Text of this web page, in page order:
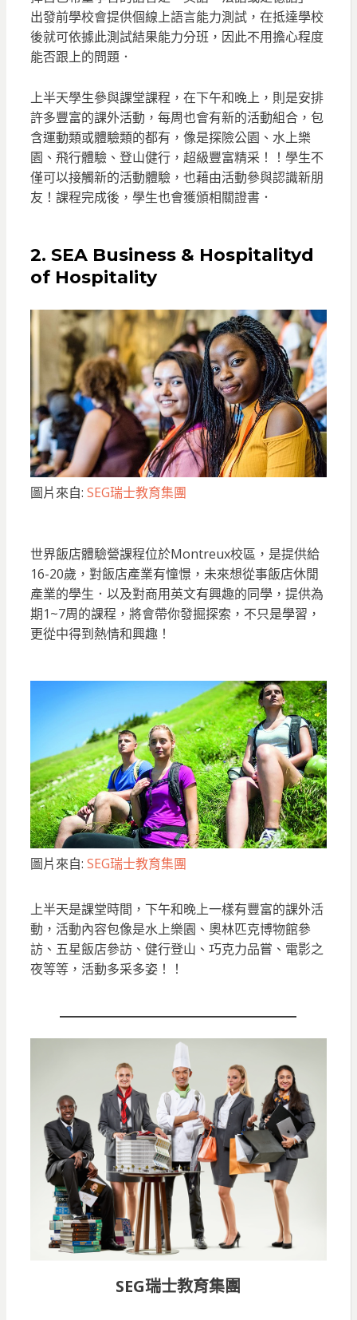
出發前學校會提供個線上語言能力測試，在抵達學校
後就可依據此測試結果能力分班，因此不用擔心程度
能否跟上的問題．
上半天學生參與課堂課程，在下午和晚上，則是安排
許多豐富的課外活動，每周也會有新的活動組合，包
含運動類或體驗類的都有，像是探險公園、水上樂
園、飛行體驗、登山健行，超級豐富精采！！學生不
僅可以接觸新的活動體驗，也藉由活動參與認識新朋
友！課程完成後，學生也會獲頒相關證書．
2. SEA Business & Hospitalityd
of Hospitality
圖片來自: SEG瑞士教育集團
世界飯店體驗營課程位於Montreux校區，是提供給
16-20歲，對飯店產業有憧憬，未來想從事飯店休閒
產業的學生．以及對商用英文有興趣的同學，提供為
期1~7周的課程，將會帶你發掘探索，不只是學習，
更從中得到熱情和興趣！
圖片來自: SEG瑞士教育集團
上半天是課堂時間，下午和晚上一樣有豐富的課外活
動，活動內容包像是水上樂園、奧林匹克博物館參
訪、五星飯店參訪、健行登山、巧克力品嘗、電影之
夜等等，活動多采多姿！！
SEG瑞士教育集團